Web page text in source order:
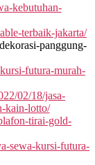
kebutuhan-
terbaik-jakarta/
panggung-
futura-murah-
02/18/jasa-
kain-lotto/
tirai-gold-
sewa-kursi-futura-